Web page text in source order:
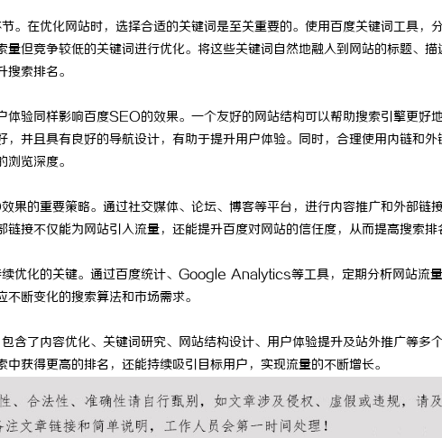
。在优化网站时，选择合适的关键词是至关重要的。使用百度关键词工具，
量但竞争较低的关键词进行优化。将这些关键词自然地融入到网站的标题、描
索排名。
体验同样影响百度SEO的效果。一个友好的网站结构可以帮助搜索引擎更好
，并且具有良好的导航设计，有助于提升用户体验。同时，合理使用内链和外
览深度。
果的重要策略。通过社交媒体、论坛、博客等平台，进行内容推广和外部链
接不仅能为网站引入流量，还能提升百度对网站的信任度，从而提高搜索排
优化的关键。通过百度统计、Google Analytics等工具，定期分析网站流
断变化的搜索算法和市场需求。
含了内容优化、关键词研究、网站结构设计、用户体验提升及站外推广等多
获得更高的排名，还能持续吸引目标用户，实现流量的不断增长。
付款